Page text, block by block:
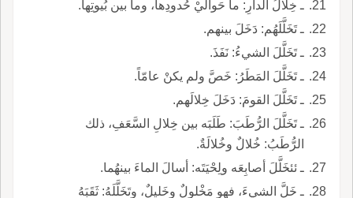
ـ خِلالُ الدارِ: ما حَوالَيْ حُدودِها، وما بين بُيوتِها.
ـ تَخَلَّلَهُم: دَخَلَ بينهم.
ـ تَخَلَّلَ الشيءُ: نَفَذَ.
ـ تَخَلَّلَ المَطَرُ: خَصَّ ولم يكنْ عامّاً.
ـ تَخَلَّلَ القومَ: دَخَلَ خِلالَهم.
ـ تَخَلَّلَ الرُّطَبَ: طَلَبَه بين خِلالِ السَّعَفِ، ذلك
الرُّطَبُ: خُلالٌ وخُلالَةٌ.
ـ ئئخَلَّلَ أصابِعَه ولِحْيَتَه: أسالَ الماءَ بينهُما.
ـ خَلَّ الشيءَ، فهو مَخْلولٌ وخَليلٌ، وتَخَلَّلَهُ: ثَقَبَهُ